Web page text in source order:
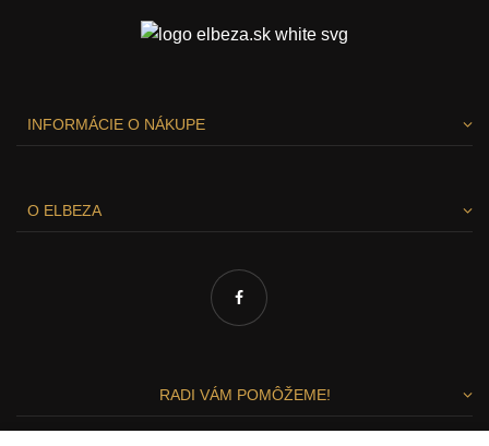
INFORMÁCIE O NÁKUPE
O ELBEZA
RADI VÁM POMÔŽEME!